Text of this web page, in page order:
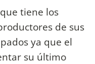
tiene los
de sus
ya que el
su último